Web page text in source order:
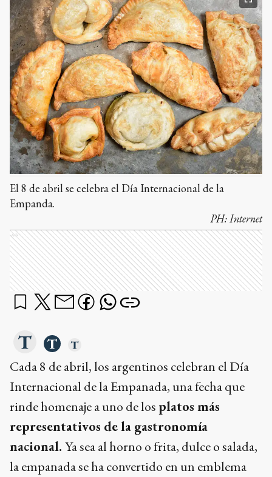
El 8 de abril se celebra el Día Internacional de la
Empanda.
PH:Internet
Ads
Cada 8 de abril, los argentinos celebran el Día
Internacional de la Empanada, una fecha que
rinde homenaje a uno de los platos más
representativos de la gastronomía
nacional. Ya sea al horno o frita, dulce o salada,
la empanada se ha convertido en un emblema